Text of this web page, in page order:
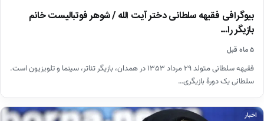
بیوگرافی فقیهه سلطانی دختر آیت الله / شوهر فوتبالیست خانم
بازیگر را…
۵ ماه قبل
فقیهه سلطانی متولد ۲۹ مرداد ۱۳۵۳ در همدان، بازیگر تئاتر، سینما و تلویزیون است.
سلطانی یک دورهٔ بازیگری…
اخبار